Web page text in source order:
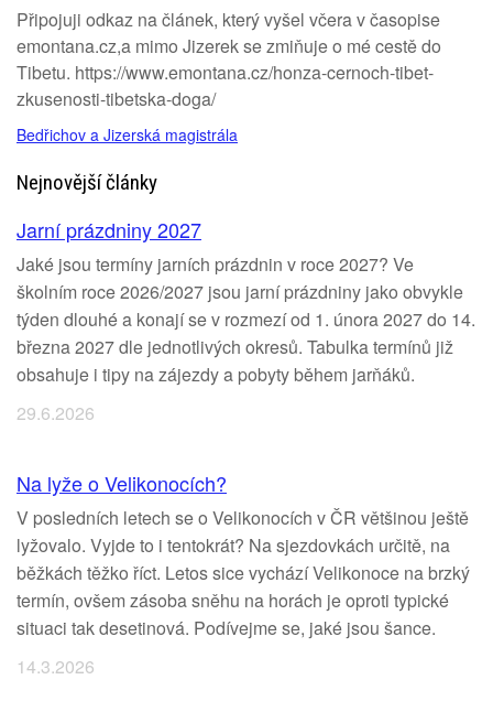
Připojuji odkaz na článek, který vyšel včera v časopise
emontana.cz,a mimo Jizerek se zmiňuje o mé cestě do
Tibetu. https://www.emontana.cz/honza-cernoch-tibet-
zkusenosti-tibetska-doga/
Bedřichov a Jizerská magistrála
Nejnovější články
Jarní prázdniny 2027
Jaké jsou termíny jarních prázdnin v roce 2027? Ve
školním roce 2026/2027 jsou jarní prázdniny jako obvykle
týden dlouhé a konají se v rozmezí od 1. února 2027 do 14.
března 2027 dle jednotlivých okresů. Tabulka termínů již
obsahuje i tipy na zájezdy a pobyty během jarňáků.
29.6.2026
Na lyže o Velikonocích?
V posledních letech se o Velikonocích v ČR většinou ještě
lyžovalo. Vyjde to i tentokrát? Na sjezdovkách určitě, na
běžkách těžko říct. Letos sice vychází Velikonoce na brzký
termín, ovšem zásoba sněhu na horách je oproti typické
situaci tak desetinová. Podívejme se, jaké jsou šance.
14.3.2026